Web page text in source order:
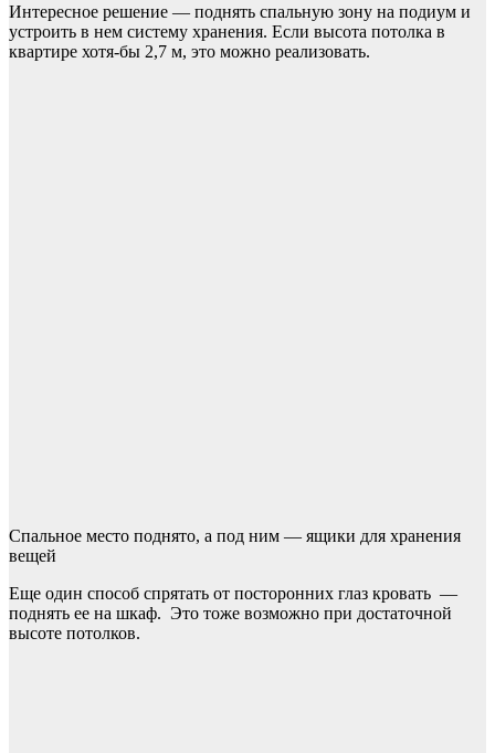
Интересное решение — поднять спальную зону на подиум и
устроить в нем систему хранения. Если высота потолка в
квартире хотя-бы 2,7 м, это можно реализовать.
Спальное место поднято, а под ним — ящики для хранения
вещей
Еще один способ спрятать от посторонних глаз кровать —
поднять ее на шкаф. Это тоже возможно при достаточной
высоте потолков.